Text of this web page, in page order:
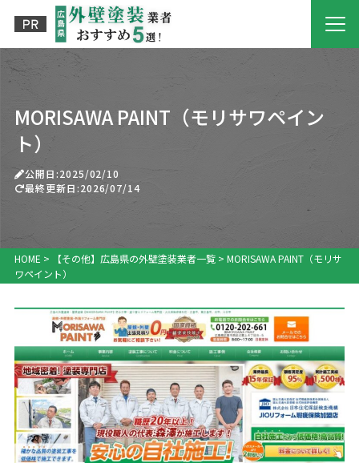
MORISAWA PAINT（モリサワペイン
ト）
公開日:2025/02/10
最終更新日:2026/07/14
HOME > 【その他】広島県の外壁塗装業者一覧> MORISAWA PAINT（モリサ
ワペイント）